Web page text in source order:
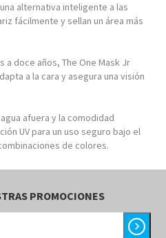
alternativa inteligente a las
fácilmente y sellan un área más
a doce años, The One Mask Jr
a la cara y asegura una visión
afuera y la comodidad
UV para un uso seguro bajo el
de colores.
PROMOCIONES
chevron_right